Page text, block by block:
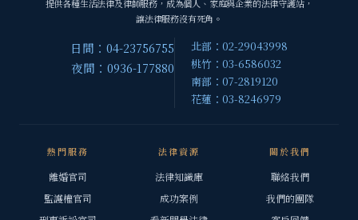
提供各種生活法律及律師服務，成為個人、家庭與企業的法律守護站，
讓法律服務沒有死角。
日間：04-23756755
夜間：0936-177880
北部：02-29043998
桃竹：03-6586032
南部：07-2819120
花蓮：03-8246979
熱門服務
離婚官司
監護權官司
法律資源
法律知識庫
成功案例
關於我們
聯絡我們
我們的團隊